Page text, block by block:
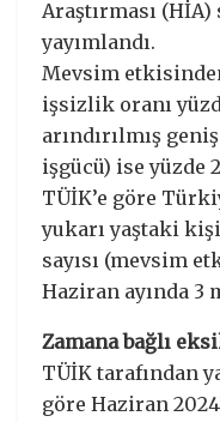
Araştırması (HİA)
yayımlandı.
Mevsim
işsizlik oranı
arındırılmış
işgücü) ise yüzde
TÜİK’e göre
yukarı yaştaki
sayısı (mevsim
Haziran ayında 3
Zamana bağlı
TÜİK tarafından
göre Haziran